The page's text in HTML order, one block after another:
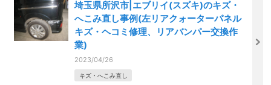
埼玉県所沢市|エブリイ(スズキ)のキズ・
へこみ直し事例(左リアクォーターパネル
キズ・ヘコミ修理、リアバンパー交換作
業)
2023/04/26
キズ・へこみ直し